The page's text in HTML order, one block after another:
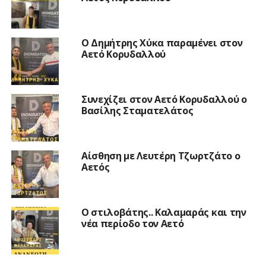
O Δημήτρης Χύκα παραμένει στον
Αετό Κορυδαλλού
Συνεχίζει στον Αετό Κορυδαλλού ο
Βασίλης Σταματελάτος
Αίσθηση με Λευτέρη Τζωρτζάτο ο
Αετός
Ο στιλοβάτης.. Καλαμαράς και την
νέα περίοδο τον Αετό